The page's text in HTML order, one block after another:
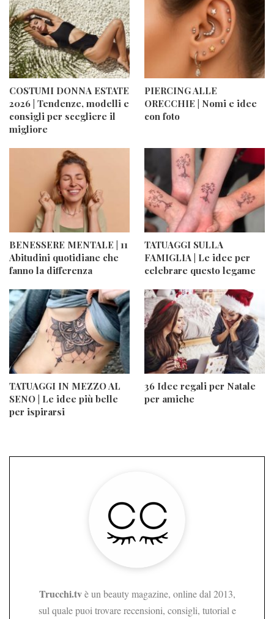
COSTUMI DONNA ESTATE
2026 | Tendenze, modelli e
consigli per scegliere il
migliore
PIERCING ALLE
ORECCHIE | Nomi e idee
con foto
BENESSERE MENTALE | 11
Abitudini quotidiane che
fanno la differenza
TATUAGGI SULLA
FAMIGLIA | Le idee per
celebrare questo legame
TATUAGGI IN MEZZO AL
SENO | Le idee più belle
per ispirarsi
36 Idee regali per Natale
per amiche
Trucchi.tvè un beauty magazine, online dal 2013,
sul quale puoi trovare recensioni, consigli, tutorial e